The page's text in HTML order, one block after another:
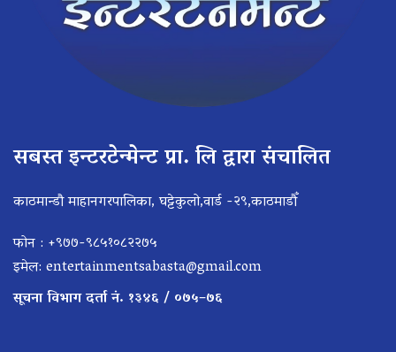
सबस्त इन्टरटेन्मेन्ट प्रा. लि द्वारा संचालित
काठमान्डौ माहानगरपालिका, घट्टेकुलो,वार्ड -२९,काठमाडौँ
फोन : +९७७-९८५१०८२२७५
इमेल: entertainmentsabasta@gmail.com
सूचना विभाग दर्ता नं. १३४६ / ०७५–७६